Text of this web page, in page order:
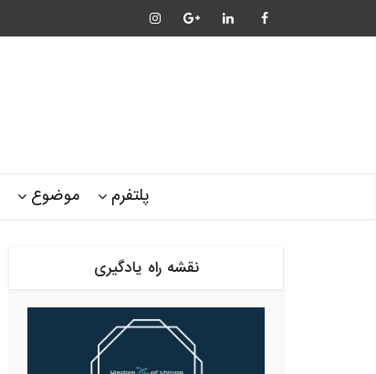
پلتفرم موضوع
نقشه راه یادگیری